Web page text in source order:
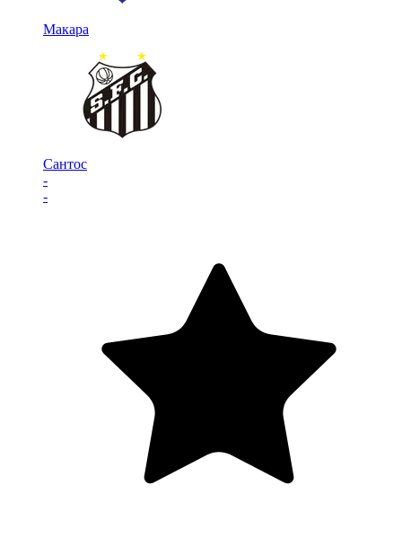
Макара
Сантос
-
-